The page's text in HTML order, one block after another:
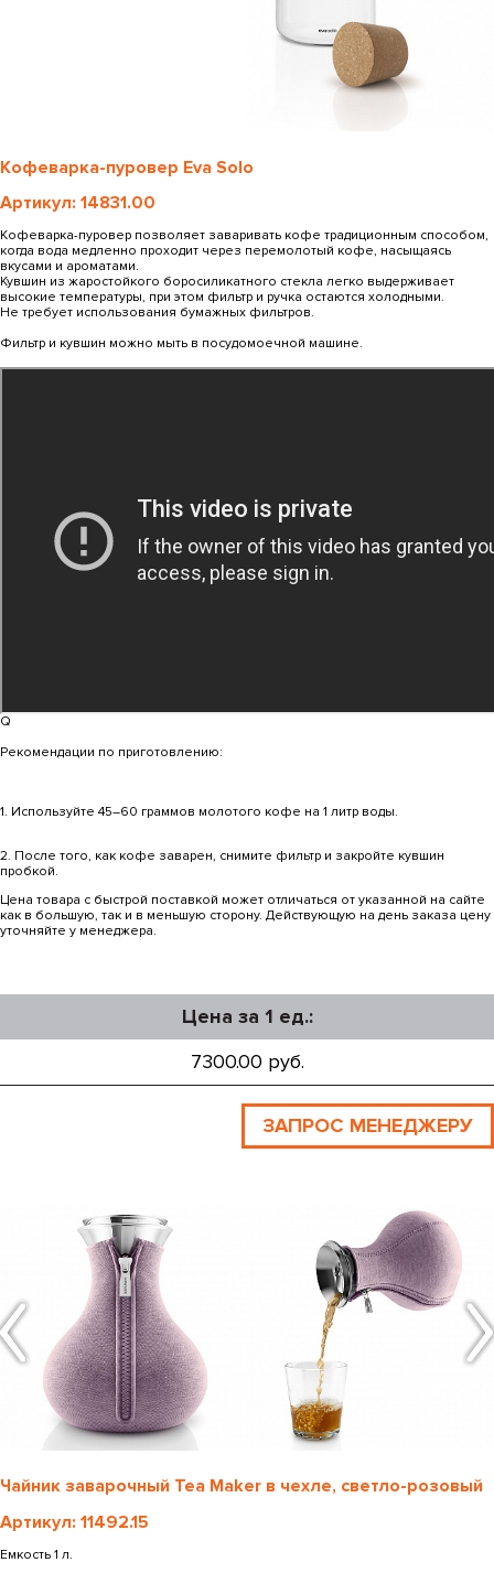
Кофеварка-пуровер Eva Solo
Артикул: 14831.00
Кофеварка-пуровер позволяет заваривать кофе традиционным способом,
когда вода медленно проходит через перемолотый кофе, насыщаясь
вкусами и ароматами.
Кувшин из жаростойкого боросиликатного стекла легко выдерживает
высокие температуры, при этом фильтр и ручка остаются холодными.
Не требует использования бумажных фильтров.
Фильтр и кувшин можно мыть в посудомоечной машине.
Q
Рекомендации по приготовлению:
1. Используйте 45–60 граммов молотого кофе на 1 литр воды.
2. После того, как кофе заварен, снимите фильтр и закройте кувшин
пробкой.
Цена товара с быстрой поставкой может отличаться от указанной на сайте
как в большую, так и в меньшую сторону. Действующую на день заказа цену
уточняйте у менеджера.
Цена за 1 ед.:
7300.00 руб.
ЗАПРОС МЕНЕДЖЕРУ
Чайник заварочный Tea Maker в чехле, светло-розовый
Артикул: 11492.15
Емкость 1 л.